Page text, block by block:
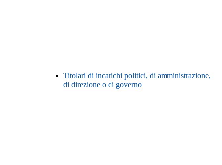
Titolari di incarichi politici, di amministrazione,
di direzione o di governo